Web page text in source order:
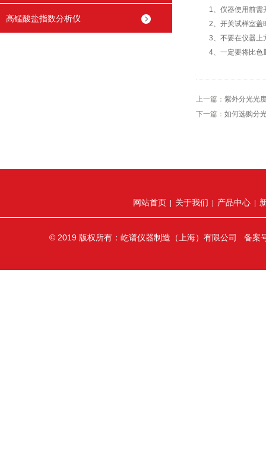
高锰酸盐指数分析仪
1、仪器使用前需
2、开关试样室盖
3、不要在仪器上
4、一定要将比色
上一篇： 紫外分光光
下一篇： 如何选购分
网站首页 关于我们 产品中心|
© 2019 版权所有：屹谱仪器制造（上海）有限公司 备案